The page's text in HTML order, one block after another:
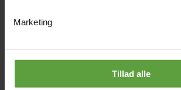
Marketing
Tillad alle
Sædebredde: 127 cm.
Dimensioner: (cm)85x158x85